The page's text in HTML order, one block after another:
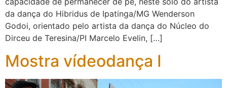
da dança do Hibridus de Ipatinga/MG Wenderson
Godoi, orientado pelo artista da dança do Núcleo do
Dirceu de Teresina/PI Marcelo Evelin, […]
Mostra vídeodança I